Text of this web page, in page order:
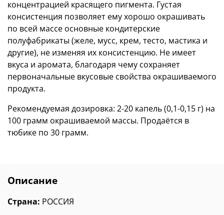
концентрацией красящего пигмента. Густая
консистенция позволяет ему хорошо окрашивать
по всей массе основные кондитерские
полуфабрикаты (желе, мусс, крем, тесто, мастика и
другие), не изменяя их консистенцию. Не имеет
вкуса и аромата, благодаря чему сохраняет
первоначальные вкусовые свойства окрашиваемого
продукта.
Рекомендуемая дозировка: 2-20 капель (0,1-0,15 г) на
100 грамм окрашиваемой массы. Продаётся в
тюбике по 30 грамм.
Описание
Страна: РОССИЯ